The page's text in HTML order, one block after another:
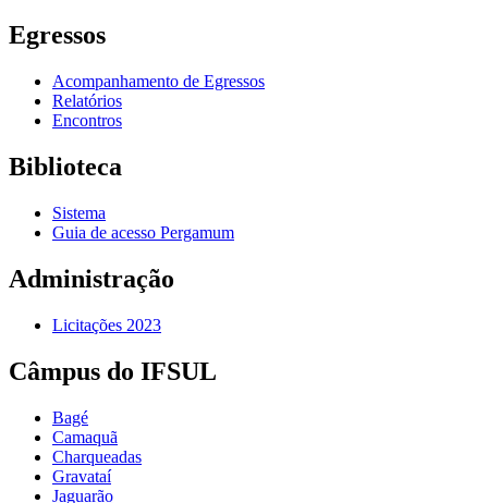
Egressos
Acompanhamento de Egressos
Relatórios
Encontros
Biblioteca
Sistema
Guia de acesso Pergamum
Administração
Licitações 2023
Câmpus do IFSUL
Bagé
Camaquã
Charqueadas
Gravataí
Jaguarão